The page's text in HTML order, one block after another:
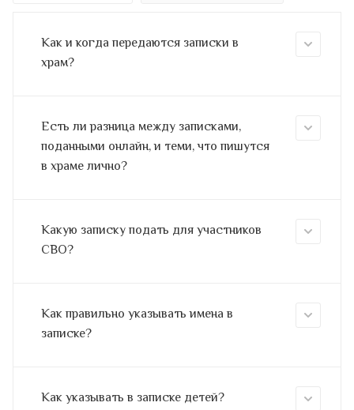
Как и когда передаются записки в
храм?
Есть ли разница между записками,
поданными онлайн, и теми, что пишутся
в храме лично?
Какую записку подать для участников
СВО?
Как правильно указывать имена в
записке?
Как указывать в записке детей?